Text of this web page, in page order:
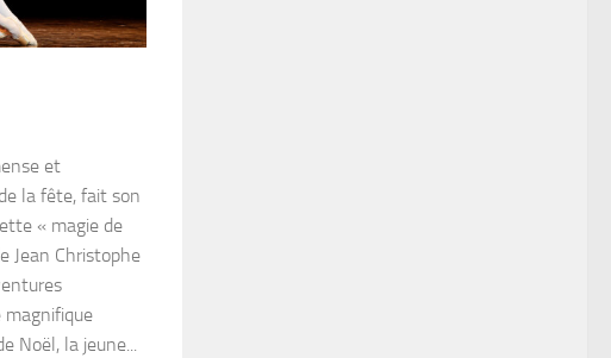
et
la fête, fait son
« magie de
Jean Christophe
magnifique
Noël, la jeune...